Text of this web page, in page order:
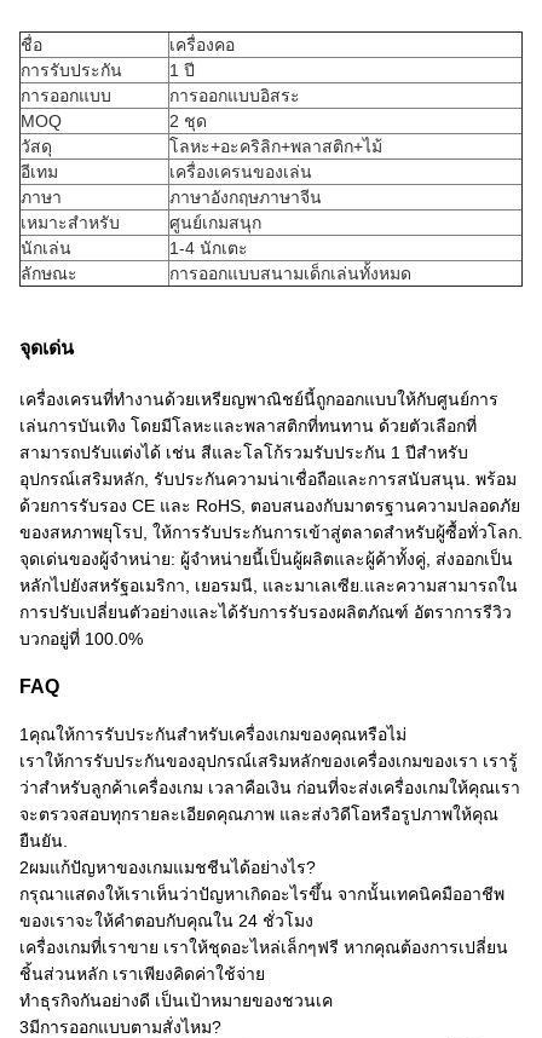
ชื่อ
เครื่องคอ
การรับประกัน
1 ปี
การออกแบบ
การออกแบบอิสระ
MOQ
2 ชุด
วัสดุ
โลหะ+อะคริลิก+พลาสติก+ไม้
อีเทม
เครื่องเครนของเล่น
ภาษา
ภาษาอังกฤษภาษาจีน
เหมาะสําหรับ
ศูนย์เกมสนุก
นักเล่น
1-4 นักเตะ
ลักษณะ
การออกแบบสนามเด็กเล่นทั้งหมด
จุดเด่น
เครื่องเครนที่ทํางานด้วยเหรียญพาณิชย์นี้ถูกออกแบบให้กับศูนย์การ
เล่นการบันเทิง โดยมีโลหะและพลาสติกที่ทนทาน ด้วยตัวเลือกที่
สามารถปรับแต่งได้ เช่น สีและโลโก้รวมรับประกัน 1 ปีสําหรับ
อุปกรณ์เสริมหลัก, รับประกันความน่าเชื่อถือและการสนับสนุน. พร้อม
ด้วยการรับรอง CE และ RoHS, ตอบสนองกับมาตรฐานความปลอดภัย
ของสหภาพยุโรป, ให้การรับประกันการเข้าสู่ตลาดสําหรับผู้ซื้อทั่วโลก.
จุดเด่นของผู้จําหน่าย: ผู้จําหน่ายนี้เป็นผู้ผลิตและผู้ค้าทั้งคู่, ส่งออกเป็น
หลักไปยังสหรัฐอเมริกา, เยอรมนี, และมาเลเซีย.และความสามารถใน
การปรับเปลี่ยนตัวอย่างและได้รับการรับรองผลิตภัณฑ์ อัตราการรีวิว
บวกอยู่ที่ 100.0%
FAQ
1คุณให้การรับประกันสําหรับเครื่องเกมของคุณหรือไม่
เราให้การรับประกันของอุปกรณ์เสริมหลักของเครื่องเกมของเรา เรารู้
ว่าสําหรับลูกค้าเครื่องเกม เวลาคือเงิน ก่อนที่จะส่งเครื่องเกมให้คุณเรา
จะตรวจสอบทุกรายละเอียดคุณภาพ และส่งวิดีโอหรือรูปภาพให้คุณ
ยืนยัน.
2ผมแก้ปัญหาของเกมแมชชีนได้อย่างไร?
กรุณาแสดงให้เราเห็นว่าปัญหาเกิดอะไรขึ้น จากนั้นเทคนิคมืออาชีพ
ของเราจะให้คําตอบกับคุณใน 24 ชั่วโมง
เครื่องเกมที่เราขาย เราให้ชุดอะไหล่เล็กๆฟรี หากคุณต้องการเปลี่ยน
ชิ้นส่วนหลัก เราเพียงคิดค่าใช้จ่าย
ทําธุรกิจกันอย่างดี เป็นเป้าหมายของชวนเค
3มีการออกแบบตามสั่งไหม?